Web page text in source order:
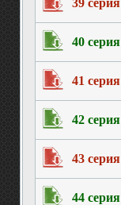
40 серия
41 серия
42 серия
43 серия
44 серия